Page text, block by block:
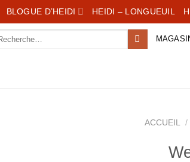
BLOGUE D’HEIDI HEIDI – LONGUEUIL
ACCUEIL /